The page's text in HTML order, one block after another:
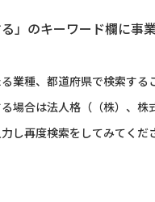
」のキーワード欄に事
業種、都道府県で検索する
場合は法人格（（株）、
し再度検索をしてみてくだ